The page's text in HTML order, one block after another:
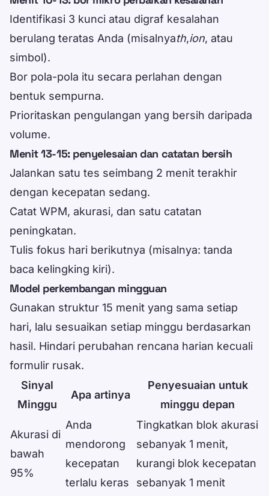
Identifikasi 3 kunci atau digraf kesalahan
berulang teratas Anda (misalnyath,ion, atau
simbol).
Bor pola-pola itu secara perlahan dengan
bentuk sempurna.
Prioritaskan pengulangan yang bersih daripada
volume.
Menit 13-15: penyelesaian dan catatan bersih
Jalankan satu tes seimbang 2 menit terakhir
dengan kecepatan sedang.
Catat WPM, akurasi, dan satu catatan
peningkatan.
Tulis fokus hari berikutnya (misalnya: tanda
baca kelingking kiri).
Model perkembangan mingguan
Gunakan struktur 15 menit yang sama setiap
hari, lalu sesuaikan setiap minggu berdasarkan
hasil. Hindari perubahan rencana harian kecuali
formulir rusak.
Sinyal
Minggu
Apa artinya
Penyesuaian untuk
minggu depan
Akurasi di
bawah
95%
Anda
mendorong
kecepatan
terlalu keras
Tingkatkan blok akurasi
sebanyak 1 menit,
kurangi blok kecepatan
sebanyak 1 menit